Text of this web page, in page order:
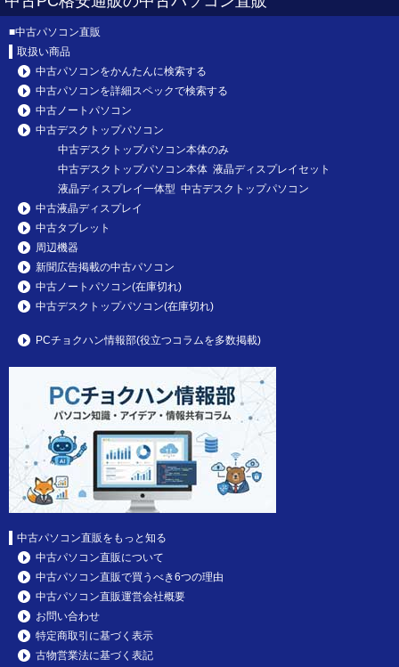
■中古パソコン直販
取扱い商品
中古パソコンをかんたんに検索する
中古パソコンを詳細スペックで検索する
中古ノートパソコン
中古デスクトップパソコン
中古デスクトップパソコン本体のみ
中古デスクトップパソコン本体 液晶ディスプレイセット
液晶ディスプレイ一体型 中古デスクトップパソコン
中古液晶ディスプレイ
中古タブレット
周辺機器
新聞広告掲載の中古パソコン
中古ノートパソコン(在庫切れ)
中古デスクトップパソコン(在庫切れ)
PCチョクハン情報部(役立つコラムを多数掲載)
中古パソコン直販をもっと知る
中古パソコン直販について
中古パソコン直販で買うべき6つの理由
中古パソコン直販運営会社概要
お問い合わせ
特定商取引に基づく表示
古物営業法に基づく表記